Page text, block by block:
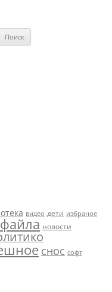
видео дети избраное
новости
снос софт